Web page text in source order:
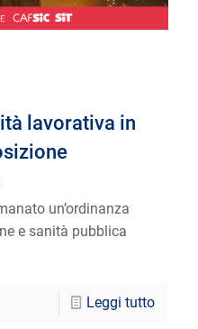
lavorativa in
un’ordinanza
e sanità pubblica
Leggi tutto